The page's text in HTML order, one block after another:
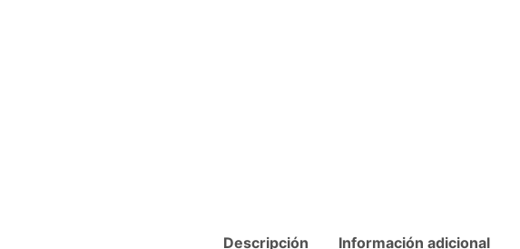
Descripción Información adicional